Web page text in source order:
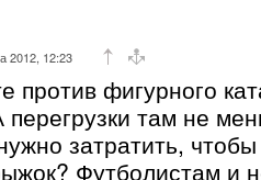
2012, 12:23
против фигурного
перегрузки там не
затратить,
Футболистам и